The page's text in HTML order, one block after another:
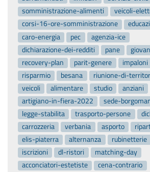
somministrazione-alimenti
veicoli-
corsi-16-ore-somministrazione
caro-energia
pec
agenzia-ice
dichiarazione-dei-redditi
pane
recovery-plan
parit-genere impaloni
risparmio
besana riunione-di-
veicoli
alimentare studio
anziani
artigiano-in-fiera-2022
sede-
legge-stabilita
trasporto-persone
carrozzeria
verbania asporto
elis-piaterra
alternanza rubinetterie
iscrizioni
dl-ristori
matching-day
acconciatori-estetiste
cena-contrario